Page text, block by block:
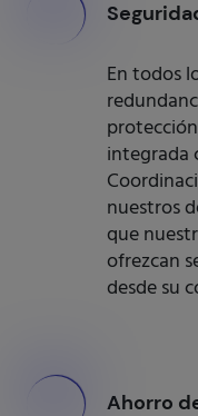
En todos
integrada
nuestros
que
ofrezcan
desde su
000 Ahorro